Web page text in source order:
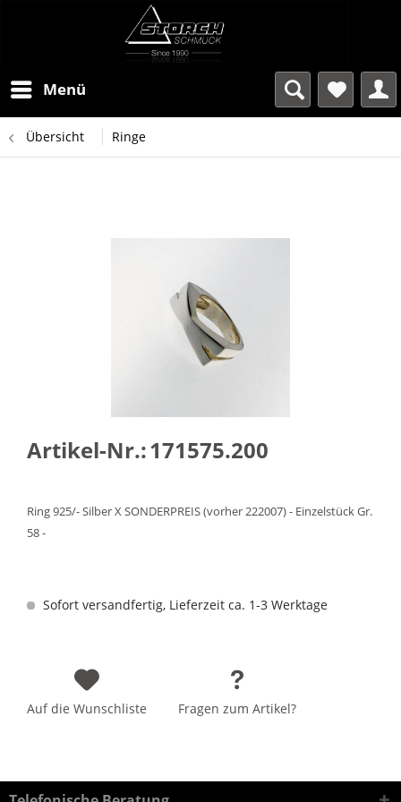
Menü
Übersicht Ringe
Artikel-Nr.:171575.200
Ring 925/- Silber X SONDERPREIS (vorher 222007) - Einzelstück Gr.
58 -
Sofort versandfertig, Lieferzeit ca. 1-3 Werktage
Auf die Wunschliste Fragen zum Artikel?